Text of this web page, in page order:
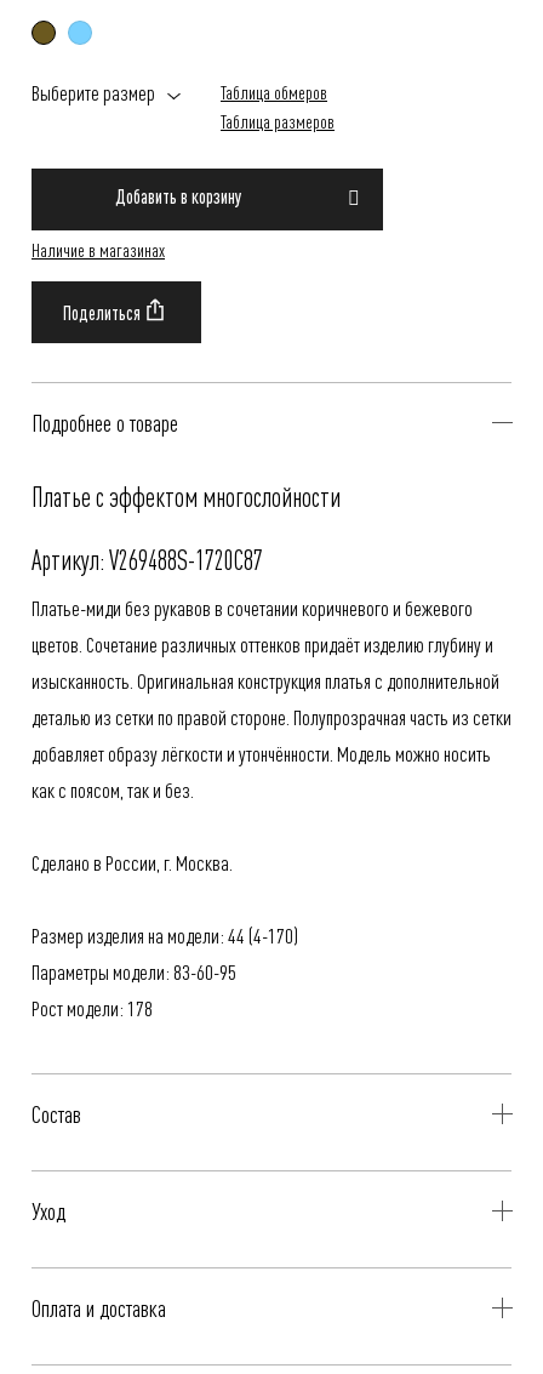
Выберите размер
Таблица обмеров
Таблица размеров
Добавить в корзину
Наличие в магазинах
Подробнее о товаре
Платье с эффектом многослойности
Артикул: V269488S-1720C87
Платье-миди без рукавов в сочетании коричневого и бежевого
цветов. Сочетание различных оттенков придаёт изделию глубину и
изысканность. Оригинальная конструкция платья с дополнительной
деталью из сетки по правой стороне. Полупрозрачная часть из сетки
добавляет образу лёгкости и утончённости. Модель можно носить
как с поясом, так и без.
Сделано в России, г. Москва.
Размер изделия на модели: 44 (4-170)
Параметры модели: 83-60-95
Рост модели: 178
Состав
Уход
- Гладить при низкой температуре, до 110°C
Оплата и доставка